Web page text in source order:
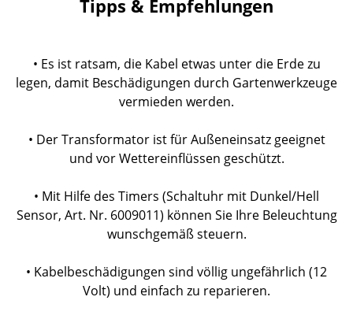
Tipps & Empfehlungen
• Es ist ratsam, die Kabel etwas unter die Erde zu
legen, damit Beschädigungen durch Gartenwerkzeuge
vermieden werden.
• Der Transformator ist für Außeneinsatz geeignet
und vor Wettereinflüssen geschützt.
• Mit Hilfe des Timers (Schaltuhr mit Dunkel/Hell
Sensor, Art. Nr. 6009011) können Sie Ihre Beleuchtung
wunschgemäß steuern.
• Kabelbeschädigungen sind völlig ungefährlich (12
Volt) und einfach zu reparieren.